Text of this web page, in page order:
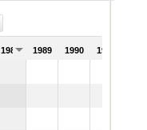
1988 1989 1990 1991